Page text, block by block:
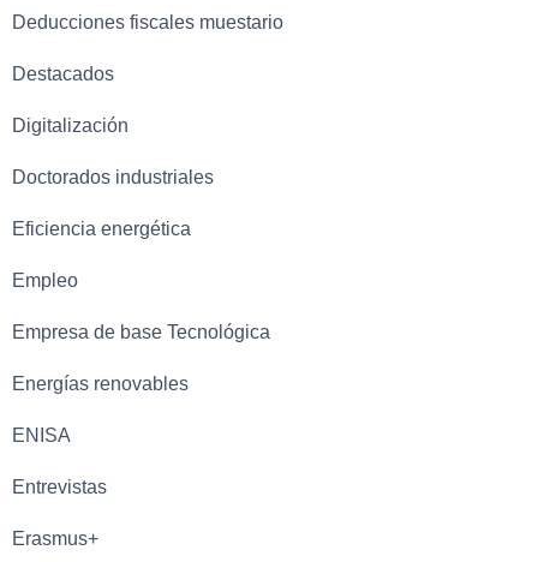
Deducciones fiscales muestario
Destacados
Digitalización
Doctorados industriales
Eficiencia energética
Empleo
Empresa de base Tecnológica
Energías renovables
ENISA
Entrevistas
Erasmus+